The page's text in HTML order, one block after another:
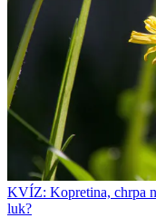
KVÍZ: Kopretina, chrpa
luk?